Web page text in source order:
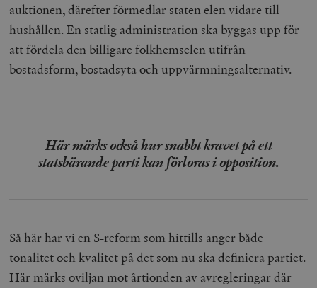
auktionen, därefter förmedlar staten elen vidare till
hushållen. En statlig administration ska byggas upp för
att fördela den billigare folkhemselen utifrån
bostadsform, bostadsyta och uppvärmningsalternativ.
Här märks också hur snabbt kravet på ett
statsbärande parti kan förloras i opposition.
Så här har vi en S-reform som hittills anger både
tonalitet och kvalitet på det som nu ska definiera partiet.
Här märks oviljan mot årtionden av avregleringar där